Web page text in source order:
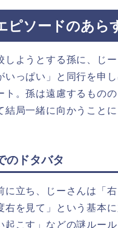
ピソードのあら
しようとする孫に、じ
いっぱい」と同行を申
ト。孫は遠慮するもの
結局一緒に向かうことに
のドタバタ
に立ち、じーさんは「
右を見て」という基本
起こす」などの謎ルー